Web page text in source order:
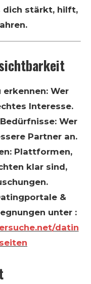
dich stärkt, hilft,
erkennen: Wer
Interesse.
Wer
Partner an.
Plattformen,
klar sind,
&
unter :
datin